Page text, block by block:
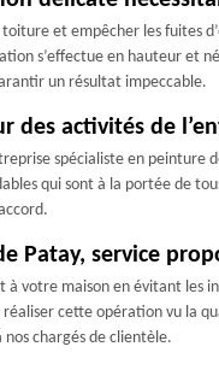
et empêcher les fuites
s’effectue en hauteur
un résultat impeccable.
des activités de
spécialiste en peinture
qui sont à la portée de
Patay, service
votre maison en évitant
cette opération vu la
nos chargés de clientèle.